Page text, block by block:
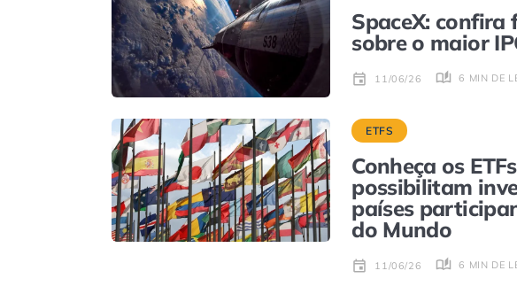
SpaceX: confira
sobre o maior
11/06/26 6 MIN DE
ETFS
Conheça os
possibilitam
países
do Mundo
11/06/26 6 MIN DE